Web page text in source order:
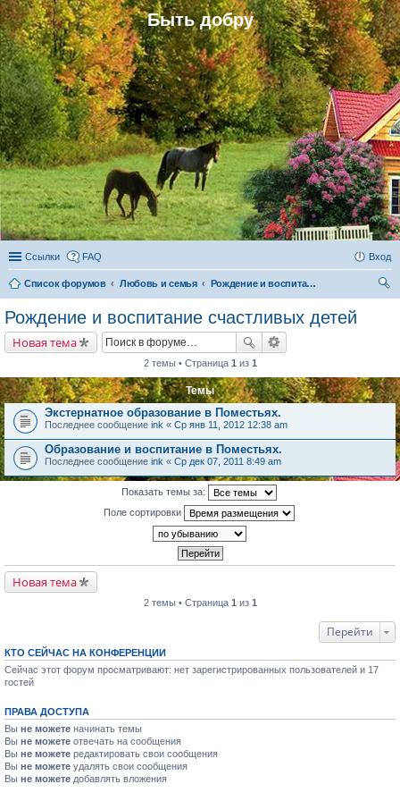
Быть добру
Ссылки FAQ Вход
Список форумов Любовь и семья
Рождение и воспитание счастливых детей
Рождение и воспитание счастливых детей
Новая тема
2 темы • Страница 1 из 1
Темы
Экстернатное образование в Поместьях.
Последнее сообщение ink « Ср янв 11, 2012 12:38 am
Образование и воспитание в Поместьях.
Последнее сообщение ink « Ср дек 07, 2011 8:49 am
Показать темы за:
Поле сортировки
Новая тема
2 темы • Страница 1 из 1
Перейти
КТО СЕЙЧАС НА КОНФЕРЕНЦИИ
Сейчас этот форум просматривают: нет зарегистрированных пользователей и 17
гостей
ПРАВА ДОСТУПА
Вы не можете начинать темы
Вы не можете отвечать на сообщения
Вы не можете редактировать свои сообщения
Вы не можете удалять свои сообщения
Вы не можете добавлять вложения